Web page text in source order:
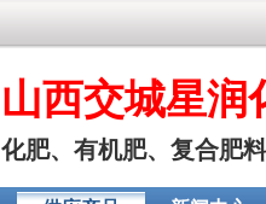
山西交城星润
化肥、有机肥、复合肥